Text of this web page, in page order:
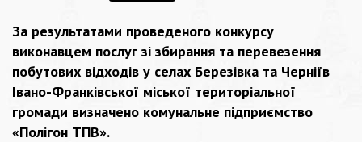
За результатами проведеного конкурсу
виконавцем послуг зі збирання та перевезення
побутових відходів у селах Березівка та Черніїв
Івано-Франківської міської територіальної
громади визначено комунальне підприємство
«Полігон ТПВ».